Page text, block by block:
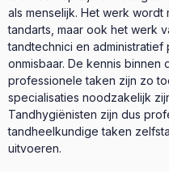
als menselijk. Het werk
tandarts, maar ook het werk
tandtechnici en
onmisbaar. De kennis
professionele taken zijn zo
specialisaties noodzakelijk
Tandhygiënisten zijn dus
tandheelkundige taken
uitvoeren.